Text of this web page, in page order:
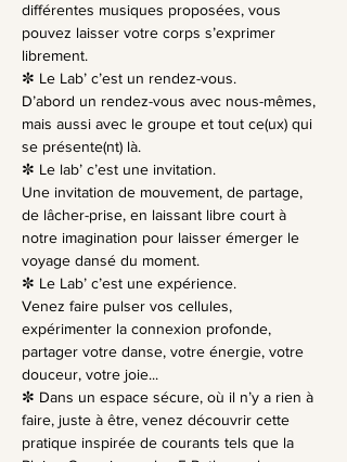
différentes musiques proposées, vous
pouvez laisser votre corps s’exprimer
librement.
✼ Le Lab’ c’est un rendez-vous.
D’abord un rendez-vous avec nous-mêmes,
mais aussi avec le groupe et tout ce(ux) qui
se présente(nt) là.
✼ Le lab’ c’est une invitation.
Une invitation de mouvement, de partage,
de lâcher-prise, en laissant libre court à
notre imagination pour laisser émerger le
voyage dansé du moment.
✼ Le Lab’ c’est une expérience.
Venez faire pulser vos cellules,
expérimenter la connexion profonde,
partager votre danse, votre énergie, votre
douceur, votre joie...
✼ Dans un espace sécure, où il n’y a rien à
faire, juste à être, venez découvrir cette
pratique inspirée de courants tels que la